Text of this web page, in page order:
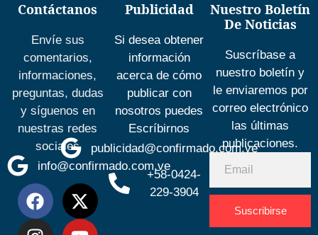
Contáctanos
Envíe sus
comentarios,
informaciones,
preguntas, dudas
y síguenos en
nuestras redes
sociales
info@confirmado.com.ve
Publicidad
Si desea obtener
información
acerca de cómo
publicar con
nosotros puedes
Escríbirnos
publicidad@confirmado.com.ve
+58-0424-
229-3904
Nuestro Boletín
De Noticias
Suscríbase a
nuestro boletín y
le enviaremos por
correo electrónico
las últimas
publicaciones.
Suscribirse